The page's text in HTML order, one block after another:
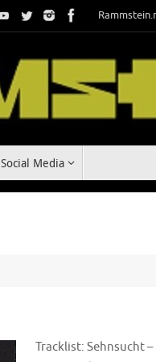
Social Media
Tracklist: Sehnsucht –